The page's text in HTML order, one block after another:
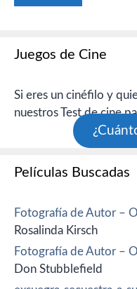
Juegos de Cine
Si eres un cinéfilo y
nuestros Test de cine
Películas Buscadas
Fotografía de Autor –
Rosalinda Kirsch
Fotografía de Autor –
Don Stubblefield